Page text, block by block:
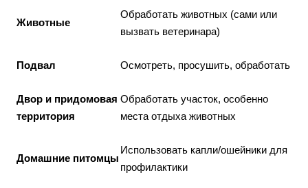
Животные
Обработать животных (сами или
вызвать ветеринара)
Подвал Осмотреть, просушить, обработать
Двор и придомовая
территория
Обработать участок, особенно
места отдыха животных
Домашние питомцы
Использовать капли/ошейники для
профилактики